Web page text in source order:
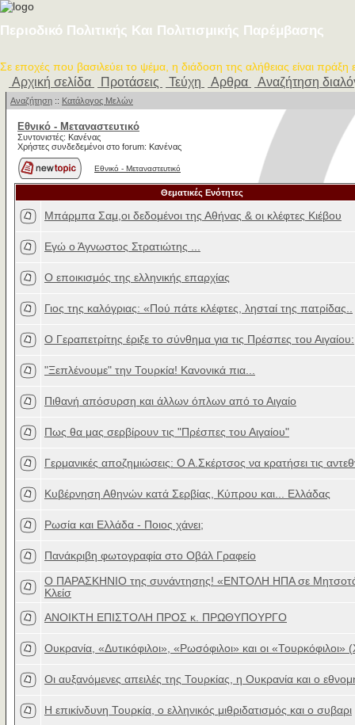
Περιοδικό Πολιτικής Και Πολιτισμικής Παρέμβασης
Σε εποχές που βασιλεύει το ψέμα, η διάδοση της αλήθειας είναι πράξη
Αρχική σελίδα Προτάσεις Τεύχη Αρθρα Αναζήτηση
Αναζήτηση :: Κατάλογος Μελών
Εθνικό - Μεταναστευτικό
Συντονιστές: Κανένας
Χρήστες συνδεδεμένοι στο forum: Κανένας
Εθνικό - Μεταναστευτικό
Θεματικές Ενότητες
Μπάρμπα Σαμ,οι δεδομένοι της Αθήνας & οι κλέφτες Κιέβου
Εγώ ο Άγνωστος Στρατιώτης ...
Ο εποικισμός της ελληνικής επαρχίας
Γιος της καλόγριας: «Πού πάτε κλέφτες, λησταί της πατρίδας..
Ο Γεραπετρίτης έριξε το σύνθημα για τις Πρέσπες του Αιγαίου:
"Ξεπλένουμε" την Τουρκία! Κανονικά πια...
Πιθανή απόσυρση και άλλων όπλων από το Αιγαίο
Πως θα μας σερβίρουν τις "Πρέσπες του Αιγαίου"
Γερμανικές αποζημιώσεις: Ο Α.Σκέρτσος να κρατήσει τις
Κυβέρνηση Αθηνών κατά Σερβίας, Κύπρου και... Ελλάδας
Ρωσία και Ελλάδα - Ποιος χάνει;
Πανάκριβη φωτογραφία στο Οβάλ Γραφείο
Ο ΠΑΡΑΣΚΗΝΙΟ της συνάντησης! «ΕΝΤΟΛΗ ΗΠΑ σε
Κλείσ
ΑΝΟΙΚΤΗ ΕΠΙΣΤΟΛΗ ΠΡΟΣ κ. ΠΡΩΘΥΠΟΥΡΓΟ
Ουκρανία, «Δυτικόφιλοι», «Ρωσόφιλοι» και οι «Τουρκόφιλοι»
Οι αυξανόμενες απειλές της Τουρκίας, η Ουκρανία και ο
Η επικίνδυνη Τουρκία, ο ελληνικός μιθριδατισμός και ο συβαρι